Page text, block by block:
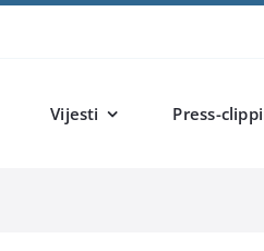
Vijesti Press-